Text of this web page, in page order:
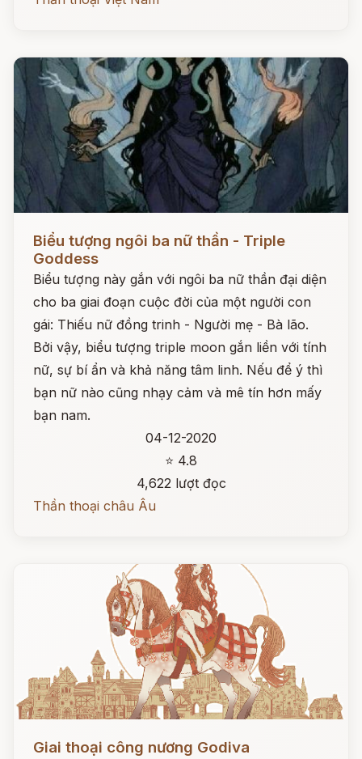
Đọc ngay
Biểu tượng ngôi ba nữ thần - Triple
Goddess
Biểu tượng này gắn với ngôi ba nữ thần đại diện
cho ba giai đoạn cuộc đời của một người con
gái: Thiếu nữ đồng trinh - Người mẹ - Bà lão.
Bởi vậy, biểu tượng triple moon gắn liền với tính
nữ, sự bí ẩn và khả năng tâm linh. Nếu để ý thì
bạn nữ nào cũng nhạy cảm và mê tín hơn mấy
bạn nam.
04-12-2020
⭐ 4.8
4,622 lượt đọc
Thần thoại châu Âu
Giai thoại công nương Godiva